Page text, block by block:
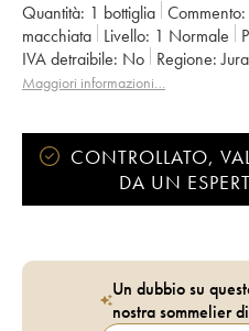
Quantità: 1 bottiglia Commento:
macchiata Livello: 1 Normale
IVA detraibile:
no Regione: Jura
Denominazione:
Vin de France
Maggiori informazioni…
CONTROLLATO,
DA UN
Un dubbio su
nostra sommelier